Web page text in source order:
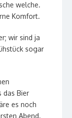
welche.
Komfort.
wir sind ja
sogar
das Bier
es noch
Abend.